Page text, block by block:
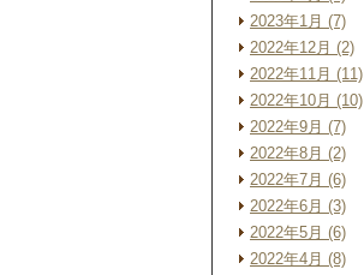
2023年1月 (7)
2022年12月 (2)
2022年11月 (11)
2022年10月 (10)
2022年9月 (7)
2022年8月 (2)
2022年7月 (6)
2022年6月 (3)
2022年5月 (6)
2022年4月 (8)